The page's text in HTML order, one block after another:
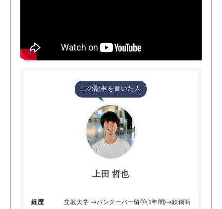
この記事を書いた人
上田 哲也
経歴
立教大学 →バンクーバー留学(1年間)→鉄鋼商